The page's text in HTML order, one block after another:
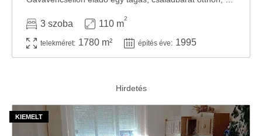
3 szoba 110 m
2
telekméret: 1780 m² építés éve: 1995